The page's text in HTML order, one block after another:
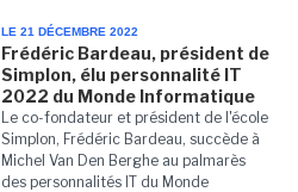
LE 21 DÉCEMBRE 2022
Frédéric Bardeau, président de
Simplon, élu personnalité IT
2022 du Monde Informatique
Le co-fondateur et président de l'école
Simplon, Frédéric Bardeau, succède à
Michel Van Den Berghe au palmarès
des personnalités IT du Monde